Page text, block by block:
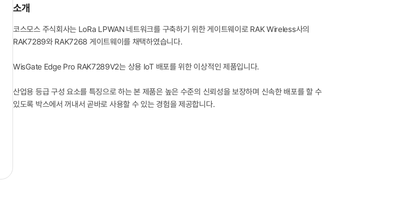
소개
코스모스 주식회사는 LoRa LPWAN 네트워크를 구축하기 위한 게이트웨이로 RAK Wireless사의
RAK7289와 RAK7268 게이트웨이를 채택하였습니다.
WisGate Edge Pro RAK7289V2는 상용 IoT 배포를 위한 이상적인 제품입니다.
산업용 등급 구성 요소를 특징으로 하는 본 제품은 높은 수준의 신뢰성을 보장하며 신속한 배포를 할 수
있도록 박스에서 꺼내서 곧바로 사용할 수 있는 경험을 제공합니다.